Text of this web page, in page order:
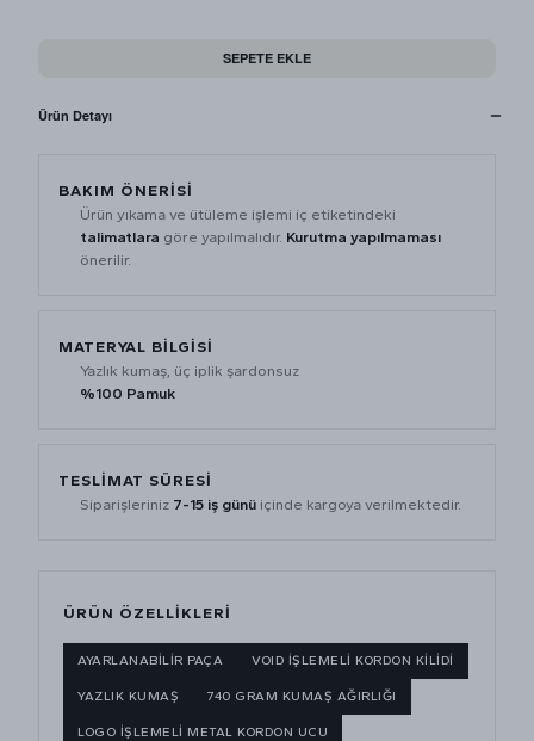
SEPETE EKLE
Ürün Detayı
BAKIM ÖNERİSİ
Ürün yıkama ve ütüleme işlemi iç etiketindeki
talimatlara göre yapılmalıdır. Kurutma yapılmaması
önerilir.
MATERYAL BİLGİSİ
Yazlık kumaş, üç iplik şardonsuz
%100 Pamuk
TESLİMAT SÜRESİ
Siparişleriniz 7-15 iş günü içinde kargoya verilmektedir.
ÜRÜN ÖZELLİKLERİ
AYARLANABİLİR PAÇA VOID İŞLEMELİ KORDON KİLİDİ
YAZLIK KUMAŞ 740 GRAM KUMAŞ AĞIRLIĞI
LOGO İŞLEMELİ METAL KORDON UCU